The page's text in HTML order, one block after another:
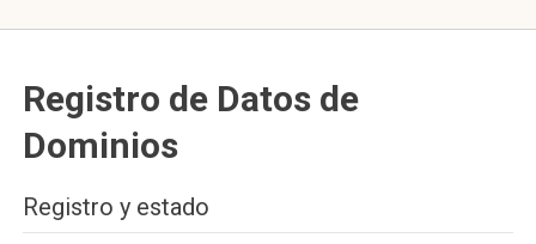
Registro de Datos de
Dominios
Registro y estado